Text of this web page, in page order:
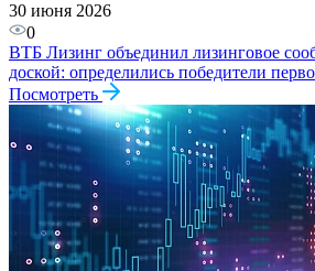
30 июня 2026
0
ВТБ Лизинг объединил лизинговое
доской: определились победители
Посмотреть